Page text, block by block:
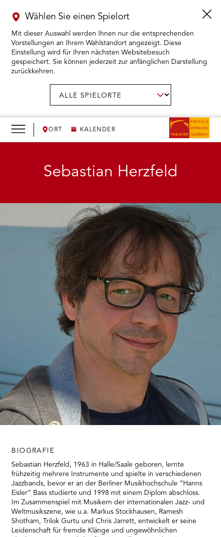
ORT KALENDER
Wählen Sie einen Spielort
Mit dieser Auswahl werden Ihnen nur die entsprechenden
Vorstellungen an Ihrem Wahlstandort angezeigt. Diese
Einstellung wird für Ihren nächsten Websitebesuch
gespeichert. Sie können jederzeit zur anfänglichen Darstellung
zurückkehren.
KARTENKAUF ÖFFNEN
WIR ÖFFNEN
THEATERPÄDAGOGIK ÖFFNEN
BESUCH ÖFFNEN
Sebastian Herzfeld
BIOGRAFIE
Sebastian Herzfeld, 1963 in Halle/Saale geboren, lernte
frühzeitig mehrere Instrumente und spielte in verschiedenen
Jazzbands, bevor er an der Berliner Musikhochschule “Hanns
Eisler” Bass studierte und 1998 mit einem Diplom abschloss.
Im Zusammenspiel mit Musikern der internationalen Jazz- und
Weltmusikszene, wie u.a. Markus Stockhausen, Ramesh
Shotham, Trilok Gurtu und Chris Jarrett, entwickelt er seine
Leidenschaft für fremde Klänge und ungewöhnlichen